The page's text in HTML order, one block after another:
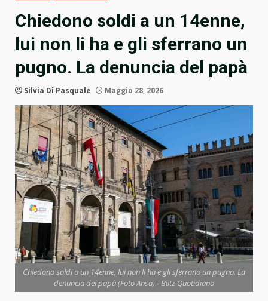
Chiedono soldi a un 14enne,
lui non li ha e gli sferrano un
pugno. La denuncia del papà
Silvia Di Pasquale Maggio 28, 2026
Chiedono soldi a un 14enne, lui non li ha e gli sferrano un pugno. La
denuncia del papà (Foto Ansa) - Blitz Quotidiano